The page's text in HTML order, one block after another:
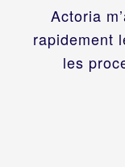
Actoria
rapidement
les